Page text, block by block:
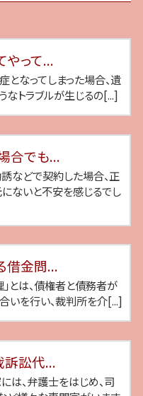
やって...
となってしまった場合、遺
なトラブルが生じるの[...]
合でも...
などで契約した場合、正
ないと不安を感じるでし
借金問...
とは、債権者と債務者が
いを行い、裁判所を介[...]
訴訟代...
は、弁護士をはじめ、司